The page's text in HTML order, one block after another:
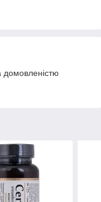
домовленістю